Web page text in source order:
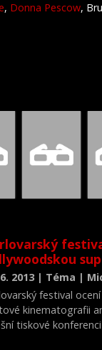
, Donna Pescow,
6. 2013 | Téma |
festival
kinematografii
tiskové